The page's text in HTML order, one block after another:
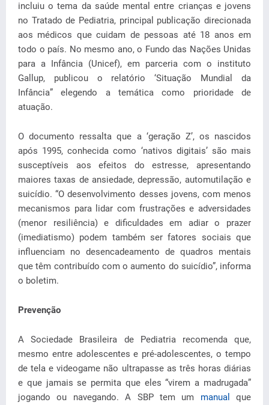
incluiu o tema da saúde mental entre crianças e jovens
no Tratado de Pediatria, principal publicação direcionada
aos médicos que cuidam de pessoas até 18 anos em
todo o país. No mesmo ano, o Fundo das Nações Unidas
para a Infância (Unicef), em parceria com o instituto
Gallup, publicou o relatório ‘Situação Mundial da
Infância” elegendo a temática como prioridade de
atuação.
O documento ressalta que a ‘geração Z’, os nascidos
após 1995, conhecida como ‘nativos digitais’ são mais
susceptíveis aos efeitos do estresse, apresentando
maiores taxas de ansiedade, depressão, automutilação e
suicídio. “O desenvolvimento desses jovens, com menos
mecanismos para lidar com frustrações e adversidades
(menor resiliência) e dificuldades em adiar o prazer
(imediatismo) podem também ser fatores sociais que
influenciam no desencadeamento de quadros mentais
que têm contribuído com o aumento do suicídio”, informa
o boletim.
Prevenção
A Sociedade Brasileira de Pediatria recomenda que,
mesmo entre adolescentes e pré-adolescentes, o tempo
de tela e videogame não ultrapasse as três horas diárias
e que jamais se permita que eles “virem a madrugada”
jogando ou navegando. A SBP tem um manual
que